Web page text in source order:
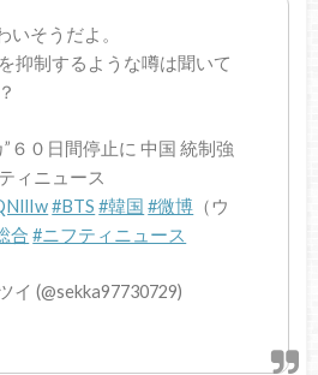
いそうだよ。
抑制するような噂は聞いて
６０日間停止に 中国 統制強
ィニュース
#BTS #韓国 #微博 （ウ
合 #ニフティニュース
(@sekka97730729)